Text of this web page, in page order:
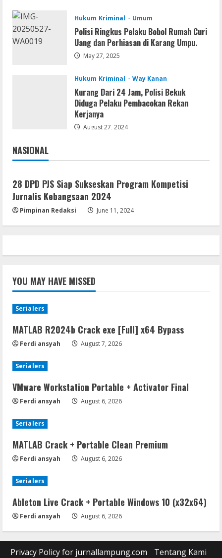
Serialers
MATLAB Crack + Portable Clean
Premium
Serialers
Ableton Live Crack + Portable Windows
10 (x32x64)
5
Lan
Deluxe Edition Cracked Rune Release
for Desktop
Hukum Kriminal Umum
Polisi Ringkus Pelaku Bobol Rumah Curi
Uang dan Perhiasan di Karang Umpu.
May 27, 2025
Hukum Kriminal Way Kanan
Kurang Dari 24 Jam, Polisi Bekuk
Diduga Pelaku Pembacokan Rekan
Kerjanya
August 27, 2024
NASIONAL
Jakarta
28 DPD PJS Siap Sukseskan Program Kompetisi
Jurnalis Kebangsaan 2024
Pimpinan Redaksi June 11, 2024
YOU MAY HAVE MISSED
Serialers
MATLAB R2024b Crack exe [Full] x64 Bypass
Ferdi ansyah August 7, 2026
Serialers
VMware Workstation Portable + Activator Final
Ferdi ansyah August 6, 2026
Serialers
MATLAB Crack + Portable Clean Premium
Ferdi ansyah August 6, 2026
Serialers
Ableton Live Crack + Portable Windows 10 (x32x64)
Ferdi ansyah August 6, 2026
Privacy Policy for jurnallampung.com Tentang Kami